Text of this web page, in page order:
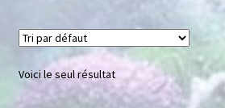
Voici le seul résultat